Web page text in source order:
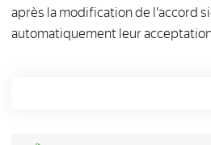
après la modification de l'accord
automatiquement leur